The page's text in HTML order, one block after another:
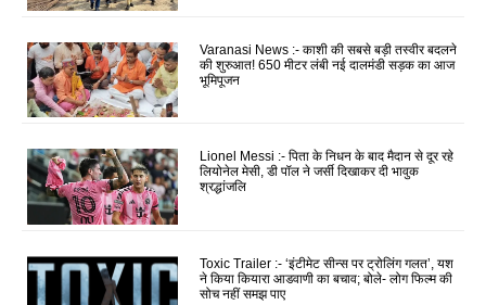
Varanasi News :- काशी की सबसे बड़ी तस्वीर बदलने
की शुरुआत! 650 मीटर लंबी नई दालमंडी सड़क का आज
भूमिपूजन
Lionel Messi :- पिता के निधन के बाद मैदान से दूर रहे
लियोनेल मेसी, डी पॉल ने जर्सी दिखाकर दी भावुक
श्रद्धांजलि
Toxic Trailer :- ‘इंटीमेट सीन्स पर ट्रोलिंग गलत’, यश
ने किया कियारा आडवाणी का बचाव; बोले- लोग फिल्म की
सोच नहीं समझ पाए